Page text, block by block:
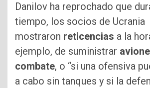
Danilov ha reprochado que
tiempo, los socios de Ucrania
mostraron reticencias a la
ejemplo, de suministrar
combate, o “si una ofensiva
a cabo sin tanques y si la